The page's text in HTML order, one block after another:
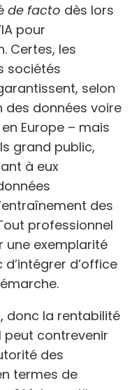
de facto dès lors
pour
Certes, les
sociétés
selon
données voire
Europe – mais
grand public,
à eux
des
professionnel
une exemplarité
d’office
donc la rentabilité
peut contrevenir
des
termes de